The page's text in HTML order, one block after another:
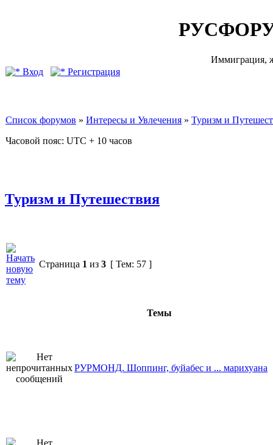
Иммиграция,
Вход
Регистрация
Список форумов » Интересы и Увлечения » Туризм и
Часовой пояс: UTC + 10 часов
Туризм и Путешествия
Страница 1 из 3 [ Тем: 57 ]
Темы
РУРМОНД. Шоппинг, буйабес и ... марихуана